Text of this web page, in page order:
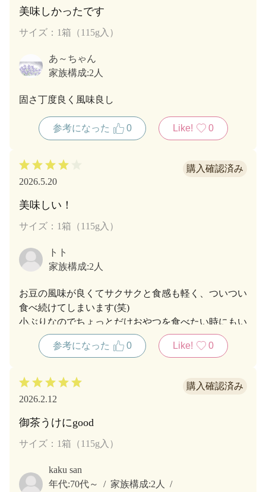
美味しかったです
サイズ：1箱（115g入）
あ～ちゃん
家族構成:2人
固さ丁度良く風味良し
参考になった 0 Like! 0
2026.5.20
美味しい！
サイズ：1箱（115g入）
トト
家族構成:2人
お豆の風味が良くてサクサクと食感も軽く、ついつい
食べ続けてしまいます(笑)
小ぶりなのでちょっとだけおやつを食べたい時にもい
いですね！
参考になった
0 Like! 0
2026.2.12
御茶うけにgood
サイズ：1箱（115g入）
kaku san
年代:70代～ 家族構成:2人